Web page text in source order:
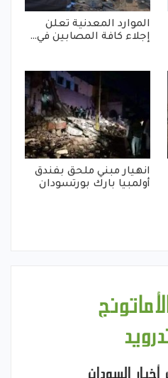
الموارد المعدنية تعلن
إجلاء كافة المصابين في…
انهيار مبني ملحق بفندق
أولمبيا بارك بورتسودان